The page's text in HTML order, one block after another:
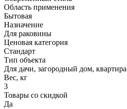
Область применения
Бытовая
Назначение
Для раковины
Ценовая категория
Стандарт
Тип объекта
Для дачи, загородный дом, квартира
Вес, кг
3
Товары со скидкой
Да